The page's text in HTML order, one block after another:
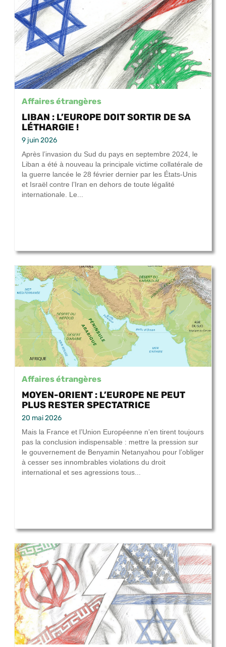
Affaires étrangères
LIBAN : L’EUROPE DOIT SORTIR DE SA
LÉTHARGIE !
9 juin 2026
Après l’invasion du Sud du pays en septembre 2024, le
Liban a été à nouveau la principale victime collatérale de
la guerre lancée le 28 février dernier par les États-Unis
et Israël contre l’Iran en dehors de toute légalité
internationale. Le...
Affaires étrangères
MOYEN-ORIENT : L’EUROPE NE PEUT
PLUS RESTER SPECTATRICE
20 mai 2026
Mais la France et l’Union Européenne n’en tirent toujours
pas la conclusion indispensable : mettre la pression sur
le gouvernement de Benyamin Netanyahou pour l’obliger
à cesser ses innombrables violations du droit
international et ses agressions tous...